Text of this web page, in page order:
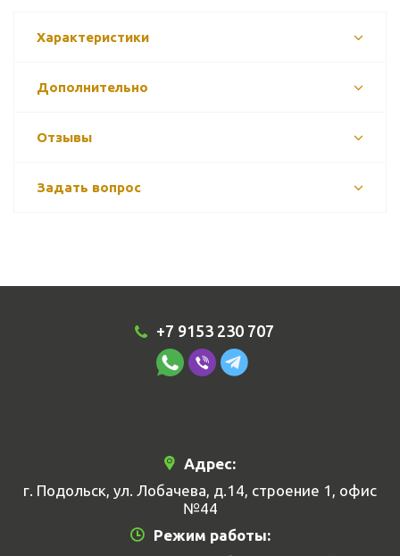
Характеристики
Дополнительно
Отзывы
Задать вопрос
+7 9153 230 707
Адрес:
г. Подольск, ул. Лобачева, д.14, строение 1, офис
№44
Режим работы: